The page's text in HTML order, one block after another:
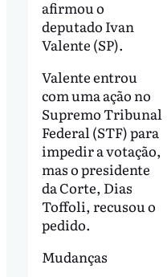
afirmou o
deputado Ivan
Valente (SP).
Valente entrou
com uma ação no
Supremo Tribunal
Federal (STF) para
impedir a votação,
mas o presidente
da Corte, Dias
Toffoli, recusou o
pedido.
Mudanças